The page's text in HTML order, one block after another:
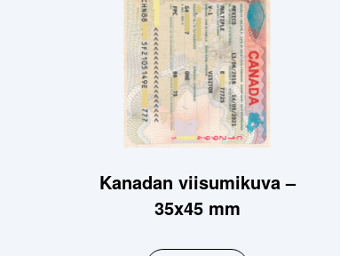
Kanadan viisumikuva –
35x45 mm